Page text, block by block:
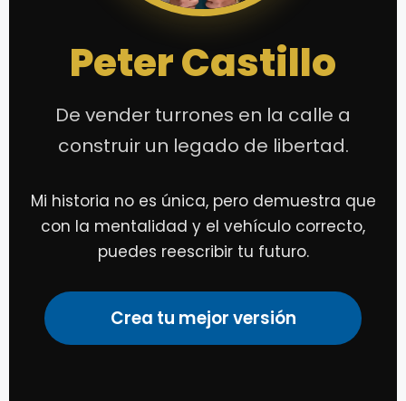
Peter Castillo
De vender turrones en la calle a
construir un legado de libertad.
Mi historia no es única, pero demuestra que
con la mentalidad y el vehículo correcto,
puedes reescribir tu futuro.
Crea tu mejor versión